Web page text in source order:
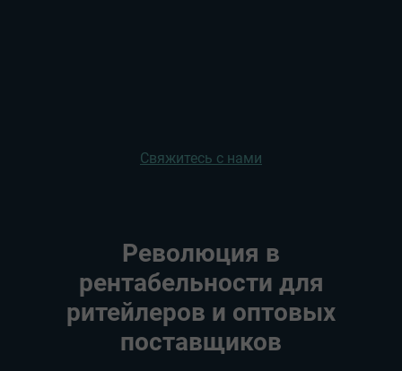
Свяжитесь с нами
Революция в
рентабельности для
ритейлеров и оптовых
поставщиков